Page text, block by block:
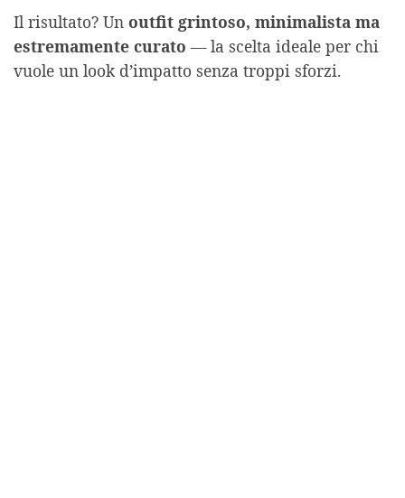
Il risultato? Un outfit grintoso, minimalista ma
estremamente curato — la scelta ideale per chi
vuole un look d’impatto senza troppi sforzi.